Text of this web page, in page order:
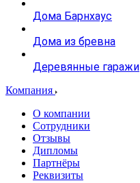
Дома Барнхаус
Дома из бревна
Деревянные гаражи
Компания
О компании
Сотрудники
Отзывы
Дипломы
Партнёры
Реквизиты